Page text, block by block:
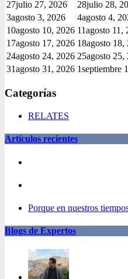
27julio 27, 2026 28julio 28,
3agosto 3, 2026 4agosto 4,
10agosto 10, 2026 11agosto 11,
17agosto 17, 2026 18agosto 18,
24agosto 24, 2026 25agosto 25,
31agosto 31, 2026 1septiembre
Categorías
RELATES
Artículos recientes
Porque en nuestros
Blogs de Expertos